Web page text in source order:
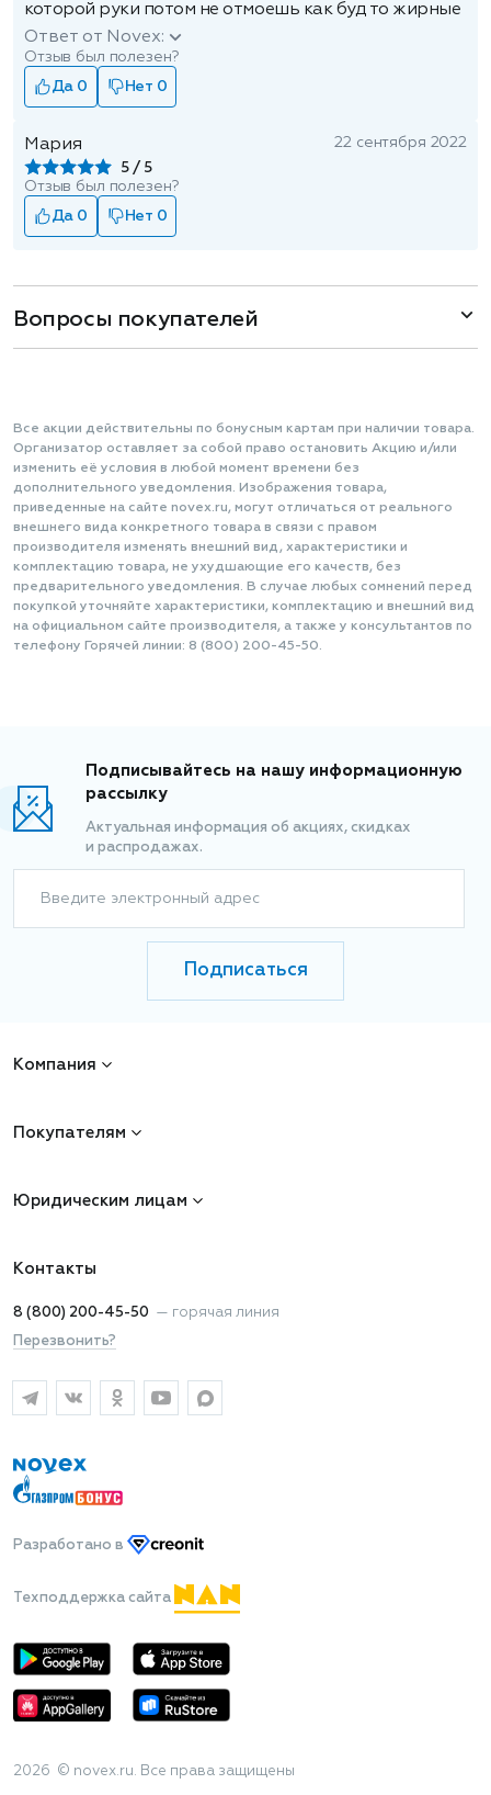
которой руки потом не отмоешь как буд то жирные
Ответ от Novex:
Отзыв был полезен?
Да 0
Нет 0
Мария
5
22 сентября 2022
Отзыв был полезен?
Да 0
Нет 0
Вопросы покупателей
Все акции действительны по бонусным картам при наличии товара.
Организатор оставляет за собой право остановить Акцию и/или
изменить её условия в любой момент времени без
дополнительного уведомления. Изображения товара,
приведенные на сайте novex.ru, могут отличаться от реального
внешнего вида конкретного товара в связи с правом
производителя изменять внешний вид, характеристики и
комплектацию товара, не ухудшающие его качеств, без
предварительного уведомления. В случае любых сомнений перед
покупкой уточняйте характеристики, комплектацию и внешний вид
на официальном сайте производителя, а также у консультантов по
телефону Горячей линии: 8 (800) 200-45-50.
Подписывайтесь на нашу информационную
рассылку
Актуальная информация об акциях, скидках
и распродажах.
Введите электронный адрес
Подписаться
Компания
Покупателям
Юридическим лицам
Контакты
8 (800) 200-45-50 — горячая линия
Перезвонить?
Разработано в
Техподдержка сайта
2026 © novex.ru. Все права защищены